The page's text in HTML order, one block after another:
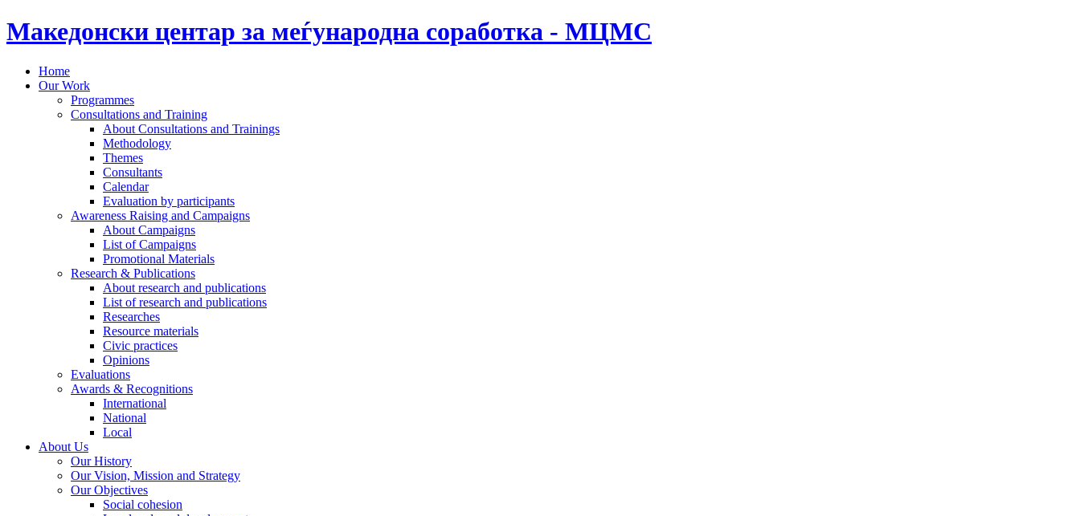
Македонски центар за меѓународна соработка - МЦМС
Home
Our Work
Programmes
Consultations and Training
About Consultations and Trainings
Methodology
Themes
Consultants
Calendar
Evaluation by participants
Awareness Raising and Campaigns
About Campaigns
List of Campaigns
Promotional Materials
Research & Publications
About research and publications
List of research and publications
Researches
Resource materials
Civic practices
Opinions
Evaluations
Awards & Recognitions
International
National
Local
About Us
Our History
Our Vision, Mission and Strategy
Our Objectives
Social cohesion